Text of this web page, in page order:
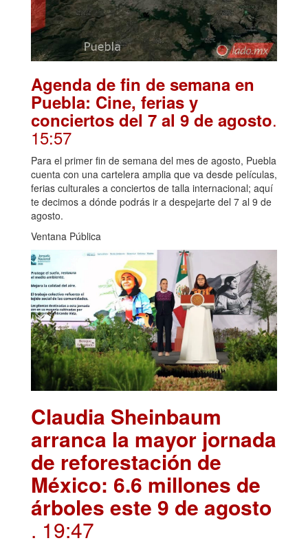
Agenda de fin de semana en
Puebla: Cine, ferias y
conciertos del 7 al 9 de agosto.
15:57
Para el primer fin de semana del mes de agosto, Puebla
cuenta con una cartelera amplia que va desde películas,
ferias culturales a conciertos de talla internacional; aquí
te decimos a dónde podrás ir a despejarte del 7 al 9 de
agosto.
Ventana Pública
Claudia Sheinbaum
arranca la mayor jornada
de reforestación de
México: 6.6 millones de
árboles este 9 de agosto
. 19:47